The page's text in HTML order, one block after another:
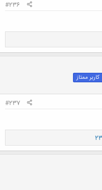
#236
کاربر ممتاز
#237